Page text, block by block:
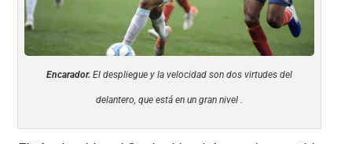
Encarador. El despliegue y la velocidad son dos virtudes del
delantero, que está en un gran nivel .